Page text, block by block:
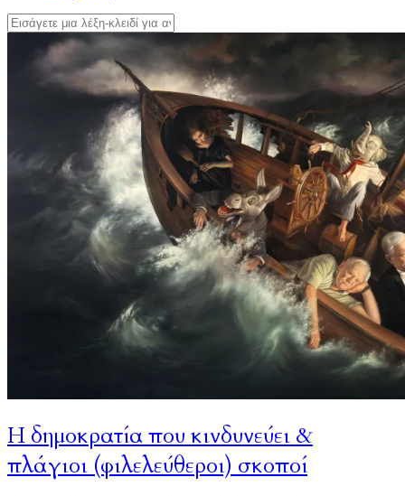
Η δημοκρατία που κινδυνεύει &
πλάγιοι (φιλελεύθεροι) σκοποί